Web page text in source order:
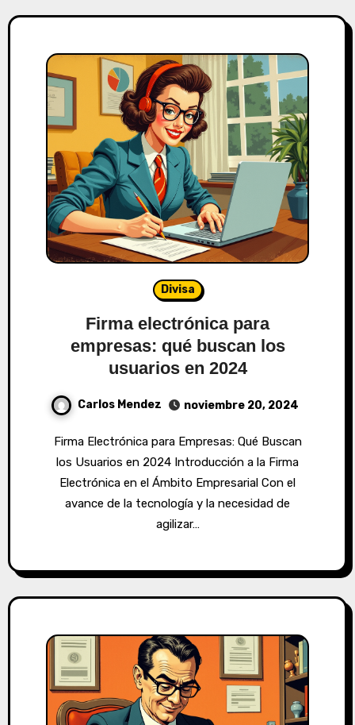
Divisa
Firma electrónica para
empresas: qué buscan los
usuarios en 2024
Carlos Mendez noviembre 20, 2024
Firma Electrónica para Empresas: Qué Buscan
los Usuarios en 2024 Introducción a la Firma
Electrónica en el Ámbito Empresarial Con el
avance de la tecnología y la necesidad de
agilizar…